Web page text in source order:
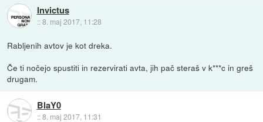
Invictus
::8. maj 2017, 11:28
Rabljenih avtov je kot dreka.
Če ti nočejo spustiti in rezervirati avta, jih pač steraš v k***c in greš
drugam.
BlaY0
::8. maj 2017, 11:31